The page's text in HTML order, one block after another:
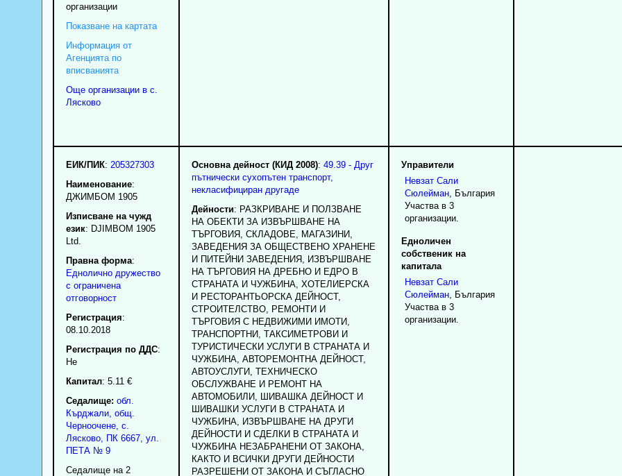
организации
Показване на картата
Информация от
Агенцията по
вписванията
Още организации в с.
Лясково
ЕИК/ПИК: 205327303
Наименование:
ДЖИМБОМ 1905
Изписване на чужд
език: DJIMBOM 1905
Ltd.
Правна форма:
Еднолично дружество
с ограничена
отговорност
Регистрация:
08.10.2018
Регистрация по ДДС:
Нe
Капитал: 5.11 €
Седалище: обл.
Кърджали, общ.
Черноочене, с.
Лясково, ПК 6667, ул.
ПЕТА № 9
Седалище на 2
Основна дейност (КИД 2008): 49.39 - Друг
пътнически сухопътен транспорт,
некласифициран другаде
Дейности: РАЗКРИВАНЕ И ПОЛЗВАНЕ
НА ОБЕКТИ ЗА ИЗВЪРШВАНЕ НА
ТЪРГОВИЯ, СКЛАДОВЕ, МАГАЗИНИ,
ЗАВЕДЕНИЯ ЗА ОБЩЕСТВЕНО ХРАНЕНЕ
И ПИТЕЙНИ ЗАВЕДЕНИЯ, ИЗВЪРШВАНЕ
НА ТЪРГОВИЯ НА ДРЕБНО И ЕДРО В
СТРАНАТА И ЧУЖБИНА, ХОТЕЛИЕРСКА
И РЕСТОРАНТЬОРСКА ДЕЙНОСТ,
СТРОИТЕЛСТВО, РЕМОНТИ И
ТЪРГОВИЯ С НЕДВИЖИМИ ИМОТИ,
ТРАНСПОРТНИ, ТАКСИМЕТРОВИ И
ТУРИСТИЧЕСКИ УСЛУГИ В СТРАНАТА И
ЧУЖБИНА, АВТОРЕМОНТНА ДЕЙНОСТ,
АВТОУСЛУГИ, ТЕХНИЧЕСКО
ОБСЛУЖВАНЕ И РЕМОНТ НА
АВТОМОБИЛИ, ШИВАШКА ДЕЙНОСТ И
ШИВАШКИ УСЛУГИ В СТРАНАТА И
ЧУЖБИНА, ИЗВЪРШВАНЕ НА ДРУГИ
ДЕЙНОСТИ И СДЕЛКИ В СТРАНАТА И
ЧУЖБИНА НЕЗАБРАНЕНИ ОТ ЗАКОНА,
КАКТО И ВСИЧКИ ДРУГИ ДЕЙНОСТИ
РАЗРЕШЕНИ ОТ ЗАКОНА И СЪГЛАСНО
Управители
Невзат Сали
Сюлейман, България
Участва в 3
организации.
Едноличен
собственик на
капитала
Невзат Сали
Сюлейман, България
Участва в 3
организации.